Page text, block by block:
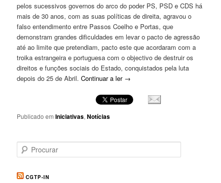
pelos sucessivos governos do arco do poder PS, PSD e CDS há
mais de 30 anos, com as suas políticas de direita, agravou o
falso entendimento entre Passos Coelho e Portas, que
demonstram grandes dificuldades em levar o pacto de agressão
até ao limite que pretendiam, pacto este que acordaram com a
troika estrangeira e portuguesa com o objectivo de destruir os
direitos e funções sociais do Estado, conquistados pela luta
depois do 25 de Abril.Continuar a ler →
Publicado em Iniciativas,Notícias
r
c
CGTP-IN